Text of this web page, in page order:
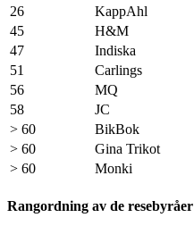
26
KappAhl
45
H&M
47
Indiska
51
Carlings
56
MQ
58
JC
> 60
BikBok
> 60
Gina Trikot
> 60
Monki
Rangordning av de resebyråer